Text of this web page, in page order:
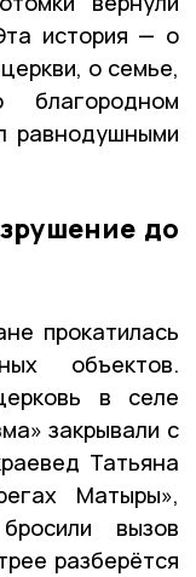
история — о
о семье,
равнодушными
до
прокатилась
объектов.
в селе
закрывали с
Татьяна
Матыры»,
вызов
разберётся